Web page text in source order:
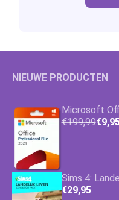
NIEUWE PRODUCTEN
Microsoft
€199,99
Sims 4:
€29,95